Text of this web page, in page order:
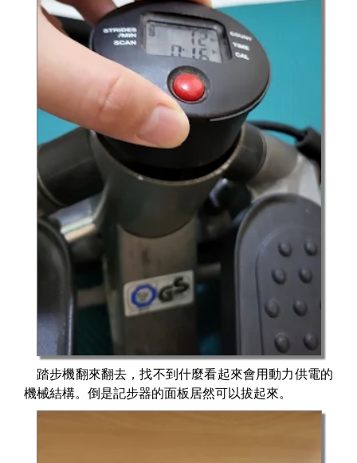
踏步機翻來翻去，找不到什麼看起來會用動力供電的
機械結構。倒是記步器的面板居然可以拔起來。